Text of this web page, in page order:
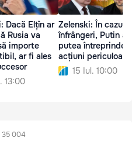
Dacă Elțîn ar
Rusia va
importe
ar fi ales
13:00
Zelenski: În cazul
înfrângeri, Putin ar
putea întreprinde
acțiuni periculoase
15 Iul. 10:00
35 004